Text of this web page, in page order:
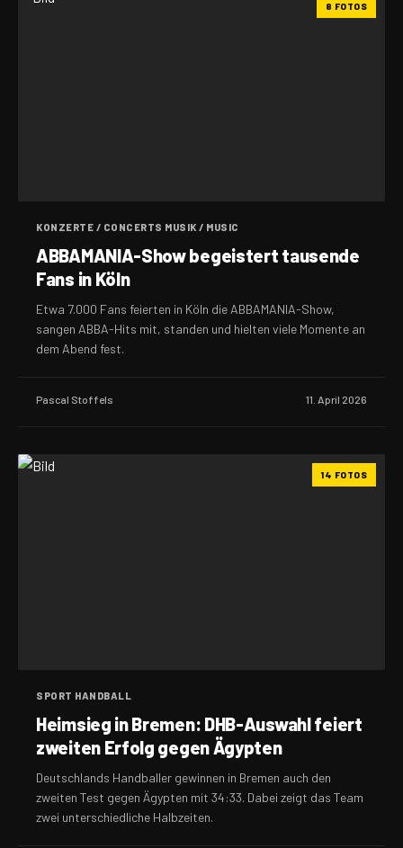
8 FOTOS
KONZERTE / CONCERTS MUSIK / MUSIC
ABBAMANIA-Show begeistert tausende
Fans in Köln
Etwa 7.000 Fans feierten in Köln die ABBAMANIA-Show,
sangen ABBA-Hits mit, standen und hielten viele Momente an
dem Abend fest.
Pascal Stoffels 11. April 2026
14 FOTOS
SPORT HANDBALL
Heimsieg in Bremen: DHB-Auswahl feiert
zweiten Erfolg gegen Ägypten
​Deutschlands Handballer gewinnen in Bremen auch den
zweiten Test gegen Ägypten mit 34:33. Dabei zeigt das Team
zwei unterschiedliche Halbzeiten.